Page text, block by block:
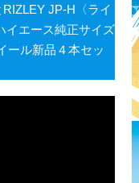
JP-H〈ライ
イエース純正サイズ
ール新品４本セッ